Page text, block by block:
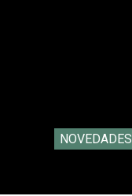
NOVEDADES